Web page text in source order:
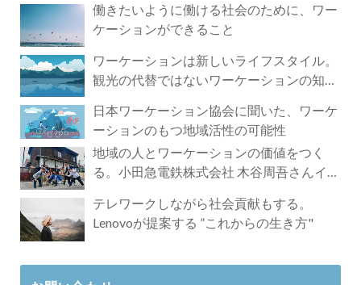
働きたいように働ける社会のために、ワー
ケーションができること
ワーケーションは新しいライフスタイル。
観光の代替ではないワーケーションの知ら
日本ワーケーション協会に聞いた、ワーケ
ーションのもつ地域活性の可能性
地域の人とワーケーションの価値をつく
る。小田急電鉄株式会社 木谷周吾さんイン
テレワークしながら社会貢献もする。
Lenovoが提案する ”これからの生き方"